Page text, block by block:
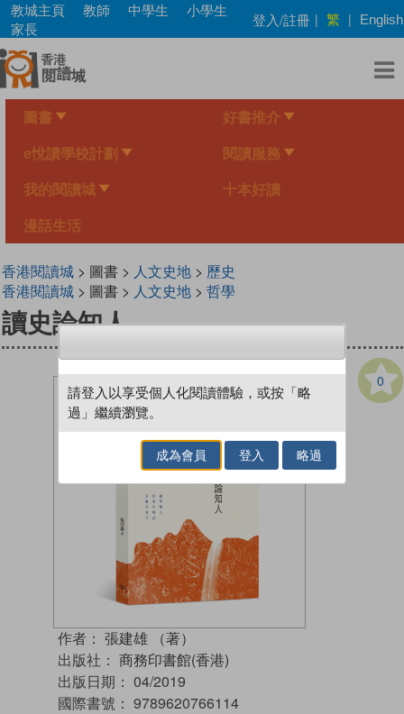
Skip
main
content
教城主頁 教師 中學生
小學生
家長
登入/註冊 | 繁 | English
圖書 好書推介
e悅讀學校計劃 閱讀服務
我的閱讀城 十本好讀
漫話生活
香港閱讀城> 圖書 > 人文史地> 歷史
香港閱讀城> 圖書 > 人文史地> 哲學
讀史論知人
0
作者： 張建雄 （著）
出版社： 商務印書館(香港)
出版日期： 04/2019
國際書號： 9789620766114
請登入以享受個人化閱讀體驗，或按「略
過」繼續瀏覽。
成為會員 登入 略過